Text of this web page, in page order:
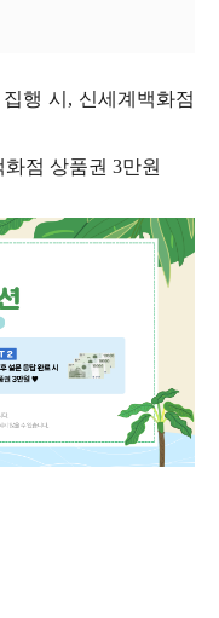
행 시, 신세계백화점
점 상품권 3만원